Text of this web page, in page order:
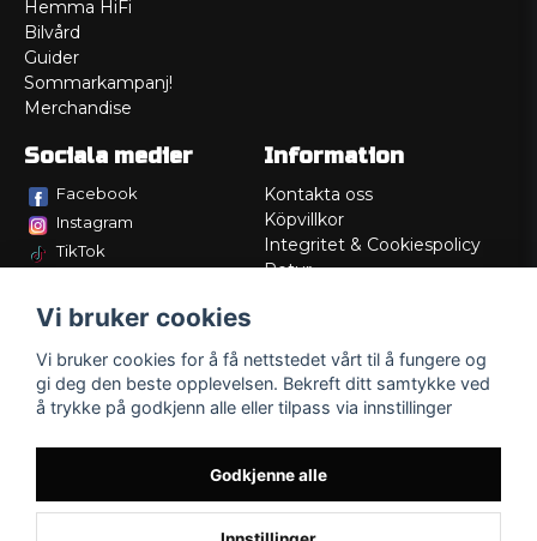
Hemma HiFi
Bilvård
Guider
Sommarkampanj!
Merchandise
Sociala medier
Facebook
Instagram
TikTok
Information
Kontakta oss
Köpvillkor
Integritet & Cookiespolicy
Retur
Lådritning
Om oss
Vi bruker cookies
Vi bruker cookies for å få nettstedet vårt til å fungere og
gi deg den beste opplevelsen. Bekreft ditt samtykke ved
å trykke på godkjenn alle eller tilpass via innstillinger
Godkjenne alle